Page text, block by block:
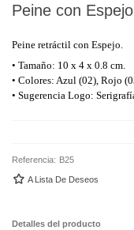
Peine con Espejo
Peine retráctil con Espejo.
• Tamaño: 10 x 4 x 0.8 cm.
• Colores: Azul (02), Rojo
• Sugerencia Logo:
Referencia: B25
A Lista De Deseos
Detalles del producto